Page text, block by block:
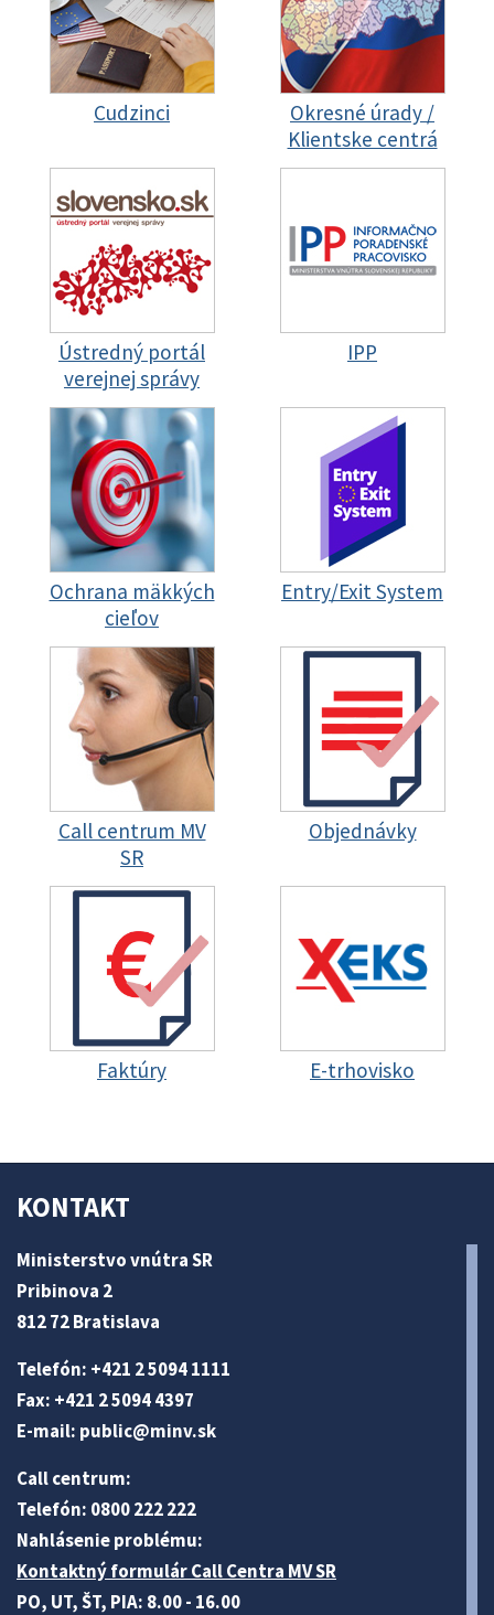
Cudzinci
Okresné úrady /
Klientske centrá
Ústredný portál
verejnej správy
IPP
Ochrana mäkkých
cieľov
Entry/Exit System
Call centrum MV
SR
Objednávky
Faktúry E-trhovisko
KONTAKT
Ministerstvo vnútra SR
Pribinova 2
812 72 Bratislava
Telefón: +421 2 5094 1111
Fax: +421 2 5094 4397
E-mail: public@minv.sk
Call centrum:
Telefón: 0800 222 222
Nahlásenie problému:
Kontaktný formulár Call Centra MV SR
PO, UT, ŠT, PIA: 8.00 - 16.00